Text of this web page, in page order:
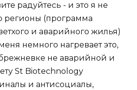
радуйтесь - и это я не
регионы (программа
и аварийного жилья)
немного нагревает это,
не аварийной и
St Biotechnology
и антисоциалы,